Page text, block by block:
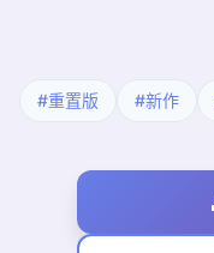
#重置版 #新作